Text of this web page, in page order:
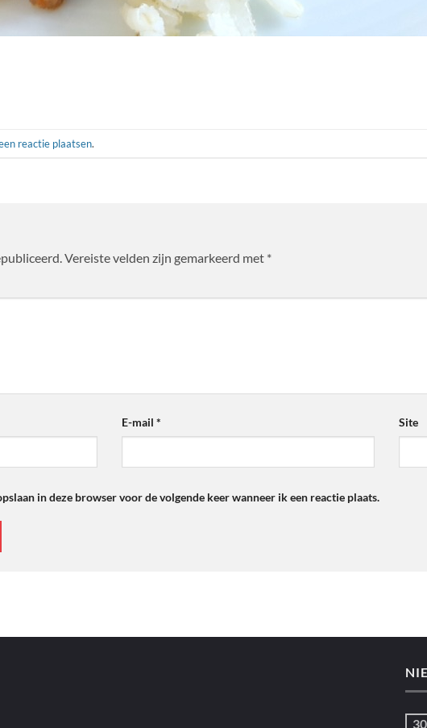
reactie plaatsen.
Vereiste velden zijn gemarkeerd met *
E-mail* Site
in deze browser voor de volgende keer wanneer ik een reactie plaats.
30